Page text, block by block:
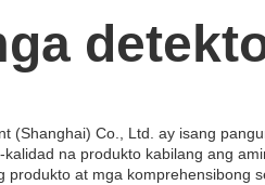
(Shanghai) Co., Ltd. ay isang
na produkto kabilang ang
produkto at mga komprehensibong